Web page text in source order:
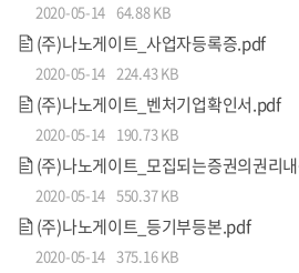
투자회수전략
2020-05-14 64.88 KB
(주)나노게이트_사업자등록증.pdf
2020-05-14 224.43 KB
(주)나노게이트_벤처기업확인서.pdf
2020-05-14 190.73 KB
(주)나노게이트_모집되는증권의권리
2020-05-14 550.37 KB
(주)나노게이트_등기부등본.pdf
2020-05-14 375.16 KB